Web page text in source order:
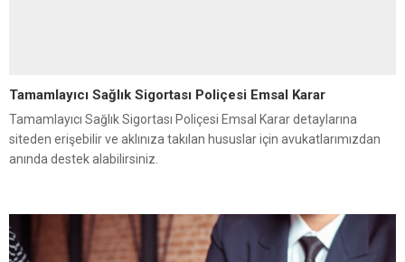
Tamamlayıcı Sağlık Sigortası Poliçesi Emsal Karar
Tamamlayıcı Sağlık Sigortası Poliçesi Emsal Karar detaylarına
siteden erişebilir ve aklınıza takılan hususlar için avukatlarımızdan
anında destek alabilirsiniz.